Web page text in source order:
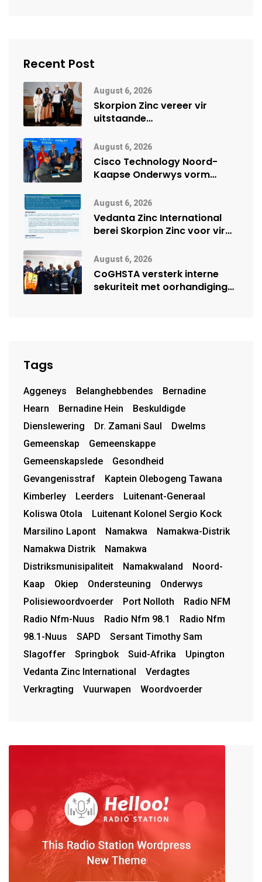
Recent Post
August 6, 2026
Skorpion Zinc vereer vir
uitstaande
Namibië Mynbou Ekspo
August 6, 2026
Cisco Technology Noord-
Kaapse Onderwys vorm
vennootskap
August 6, 2026
Vedanta Zinc International
berei Skorpion Zinc voor vir
August 6, 2026
CoGHSTA versterk interne
sekuriteit met oorhandiging
Tags
Aggeneys Belanghebbendes
Bernadine
Hearn
Bernadine Hein
Beskuldigde
Dienslewering
Dr. Zamani Saul
Dwelms
Gemeenskap
Gemeenskappe
Gemeenskapslede
Gesondheid
Gevangenisstraf
Kaptein Olebogeng Tawana
Kimberley
Leerders
Luitenant-Generaal
Koliswa Otola
Luitenant Kolonel Sergio Kock
Marsilino Lapont
Namakwa
Namakwa-Distrik
Namakwa Distrik
Namakwa
Distriksmunisipaliteit
Namakwaland
Noord-
Kaap
Okiep Ondersteuning
Onderwys
Polisiewoordvoerder
Port Nolloth
Radio NFM
Radio Nfm-Nuus
Radio Nfm 98.1
Radio Nfm
98.1-Nuus
SAPD
Sersant Timothy Sam
Slagoffer
Springbok Suid-Afrika
Upington
Vedanta Zinc International
Verdagtes
Verkragting
Vuurwapen Woordvoerder